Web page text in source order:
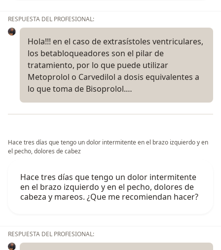
RESPUESTA DEL PROFESIONAL:
Hola!!! en el caso de extrasístoles ventriculares,
los betabloqueadores son el pilar de
tratamiento, por lo que puede utilizar
Metoprolol o Carvedilol a dosis equivalentes a
lo que toma de Bisoprolol.…
Hace tres días que tengo un dolor intermitente en el brazo izquierdo y en
el pecho, dolores de cabez
Hace tres días que tengo un dolor intermitente
en el brazo izquierdo y en el pecho, dolores de
cabeza y mareos. ¿Que me recomiendan hacer?
RESPUESTA DEL PROFESIONAL: